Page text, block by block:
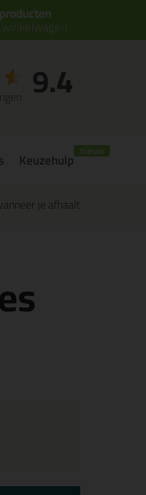
winkelwagen
9.4
Keuzehulp
je afhaalt